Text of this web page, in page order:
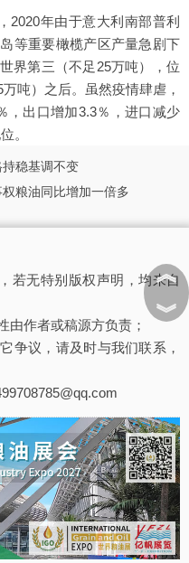
2020年由于意大利南部普利
等重要橄榄产区产量急剧下
界第三（不足25万吨），位
吨）之后。虽然疫情肆虐，
，出口增加3.3％，进口减少
。
稳基调不变
粮油同比增加一倍多
若无特别版权声明，均来自
由作者或稿源方负责；
争议，请及时与我们联系，
︽
︾